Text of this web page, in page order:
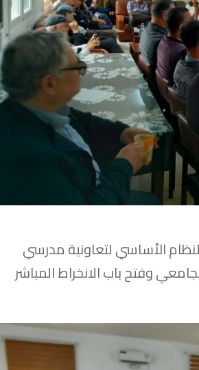
الأساسي لتعاونية مدرسي
وفتح باب الانخراط المباشر